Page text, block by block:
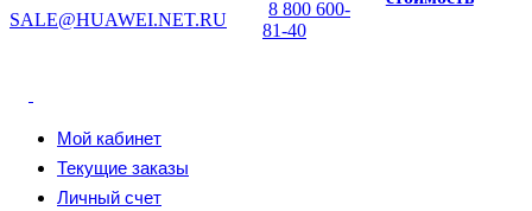
SALE@HUAWEI.NET.RU
8 800 600-
81-40
Мой кабинет
Текущие заказы
Личный счет